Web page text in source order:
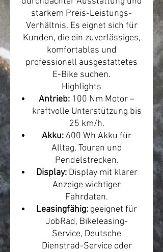
starkem Preis-Leistungs-
Verhältnis. Es eignet sich für
Kunden, die ein zuverlässiges,
komfortables und
professionell ausgestattetes
E-Bike suchen.
Highlights
Antrieb: 100 Nm Motor –
kraftvolle Unterstützung bis
25 km/h.
Akku: 600 Wh Akku für
Alltag, Touren und
Pendelstrecken.
Display:Display mit klarer
Anzeige wichtiger
Fahrdaten.
Leasingfähig: geeignet für
JobRad, Bikeleasing-
Service, Deutsche
Dienstrad-Service oder